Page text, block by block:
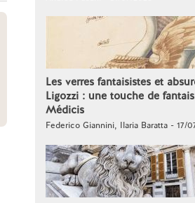
Les verres fantaisistes et
Ligozzi : une touche de
Médicis
Federico Giannini, Ilaria Baratta - 17/